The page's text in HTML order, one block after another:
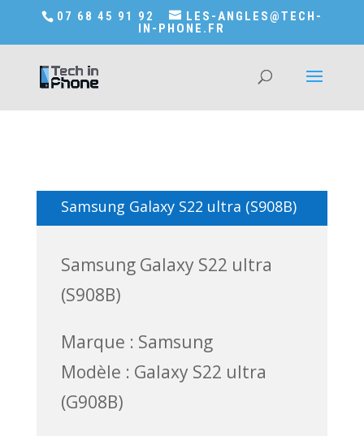
Accédez a Shop-in-tech-in-phone
07 68 45 91 92
LES-ANGLES@TECH-
IN-PHONE.FR
Samsung Galaxy S22 ultra (S908B)
Samsung Galaxy S22 ultra
(S908B)
Marque : Samsung
Modèle : Galaxy S22 ultra
(G908B)